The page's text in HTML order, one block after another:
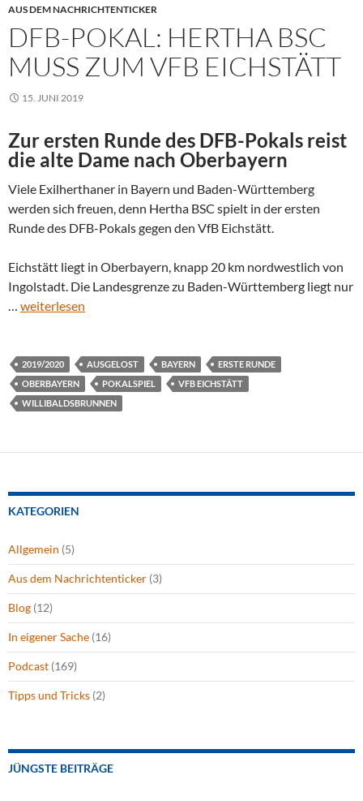
AUS DEM NACHRICHTENTICKER
DFB-POKAL: HERTHA BSC
MUSS ZUM VFB EICHSTÄTT
15. JUNI 2019
Zur ersten Runde des DFB-Pokals reist
die alte Dame nach Oberbayern
Viele Exilherthaner in Bayern und Baden-Württemberg
werden sich freuen, denn Hertha BSC spielt in der ersten
Runde des DFB-Pokals gegen den VfB Eichstätt.
Eichstätt liegt in Oberbayern, knapp 20 km nordwestlich von
Ingolstadt. Die Landesgrenze zu Baden-Württemberg liegt nur
… weiterlesen
2019/2020 AUSGELOST BAYERN
ERSTE RUNDE
OBERBAYERN
POKALSPIEL
VFB EICHSTÄTT
WILLIBALDSBRUNNEN
KATEGORIEN
Allgemein (5)
Aus dem Nachrichtenticker (3)
Blog (12)
In eigener Sache (16)
Podcast (169)
Tipps und Tricks (2)
JÜNGSTE BEITRÄGE